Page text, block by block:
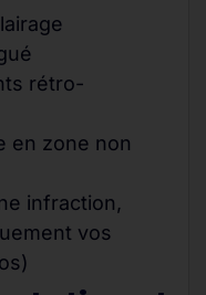
rétro-
en zone non
infraction,
vos